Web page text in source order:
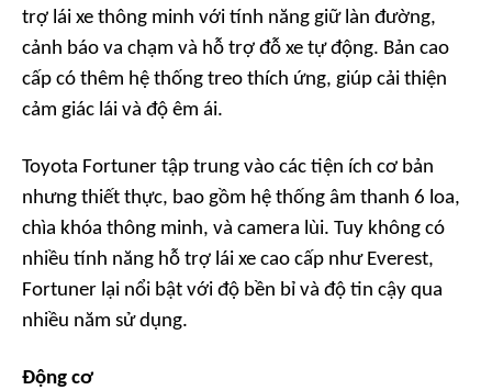
trợ lái xe thông minh với tính năng giữ làn đường,
cảnh báo va chạm và hỗ trợ đỗ xe tự động. Bản cao
cấp có thêm hệ thống treo thích ứng, giúp cải thiện
cảm giác lái và độ êm ái.
Toyota Fortuner tập trung vào các tiện ích cơ bản
nhưng thiết thực, bao gồm hệ thống âm thanh 6 loa,
chìa khóa thông minh, và camera lùi. Tuy không có
nhiều tính năng hỗ trợ lái xe cao cấp như Everest,
Fortuner lại nổi bật với độ bền bỉ và độ tin cậy qua
nhiều năm sử dụng.
Động cơ